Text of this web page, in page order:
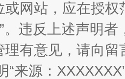
重塑工作
或网站，应在授
。违反上述声明
理有意见，请向
“来源：